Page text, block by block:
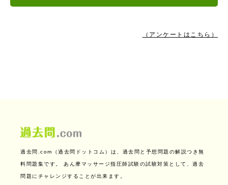
（アンケートはこちら）
過去問.com（過去問ドットコム）は、過去問と予想問題の解説つき無
料問題集です。 あん摩マッサージ指圧師試験の試験対策として、過去
問題にチャレンジすることが出来ます。